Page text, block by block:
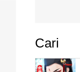
Cari